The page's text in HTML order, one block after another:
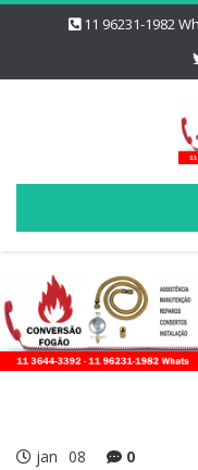
11 96231-1982
jan 08 0